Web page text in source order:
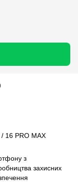
16 PRO MAX
з
захисних